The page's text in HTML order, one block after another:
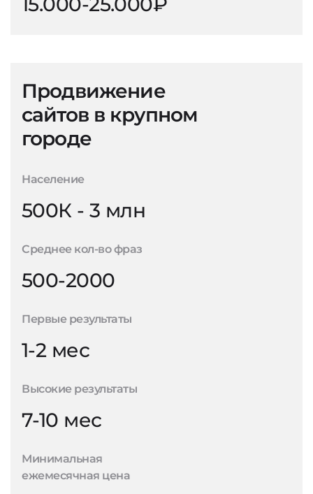
Продвижение
сайтов в крупном
городе
Население
500К - 3 млн
Среднее кол-во фраз
500-2000
Первые результаты
1-2 мес
Высокие результаты
7-10 мес
Минимальная
ежемесячная цена